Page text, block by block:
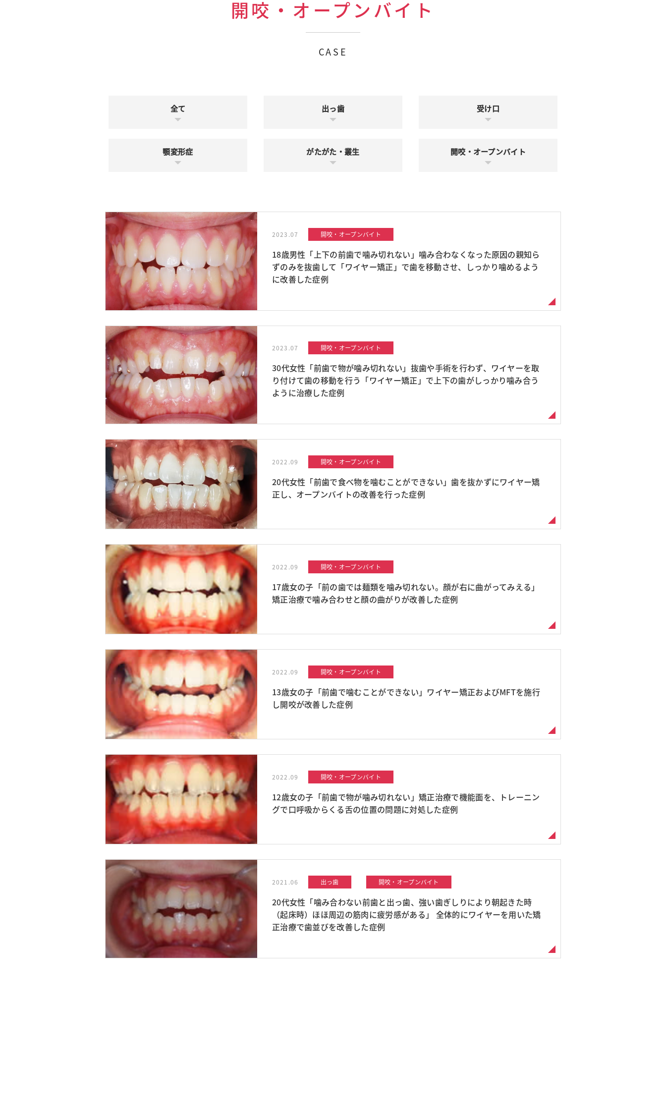
開咬・オープンバイト
CASE
全て 出っ歯 受け口
顎変形症 がたがた・叢生 開咬・オープンバイト
2023.07 開咬・オープンバイト
18歳男性「上下の前歯で噛み切れない」噛み合わなくなった原因の親知ら
ずのみを抜歯して「ワイヤー矯正」で歯を移動させ、しっかり噛めるよう
に改善した症例
2023.07 開咬・オープンバイト
30代女性「前歯で物が噛み切れない」抜歯や手術を行わず、ワイヤーを取
り付けて歯の移動を行う「ワイヤー矯正」で上下の歯がしっかり噛み合う
ように治療した症例
2022.09 開咬・オープンバイト
20代女性「前歯で食べ物を噛むことができない」歯を抜かずにワイヤー矯
正し、オープンバイトの改善を行った症例
2022.09 開咬・オープンバイト
17歳女の子「前の歯では麺類を噛み切れない。顔が右に曲がってみえる」
矯正治療で噛み合わせと顔の曲がりが改善した症例
2022.09 開咬・オープンバイト
13歳女の子「前歯で噛むことができない」ワイヤー矯正およびMFTを施行
し開咬が改善した症例
2022.09 開咬・オープンバイト
12歳女の子「前歯で物が噛み切れない」矯正治療で機能面を、トレーニン
グで口呼吸からくる舌の位置の問題に対処した症例
2021.06 出っ歯 開咬・オープンバイト
20代女性「噛み合わない前歯と出っ歯、強い歯ぎしりにより朝起きた時
（起床時）ほほ周辺の筋肉に疲労感がある」 全体的にワイヤーを用いた矯
正治療で歯並びを改善した症例